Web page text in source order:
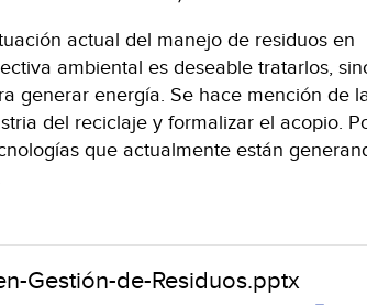
actual del manejo de residuos en
ambiental es deseable tratarlos,
generar energía. Se hace mención de
del reciclaje y formalizar el acopio.
que actualmente están
Gestión-de-Residuos.pptx